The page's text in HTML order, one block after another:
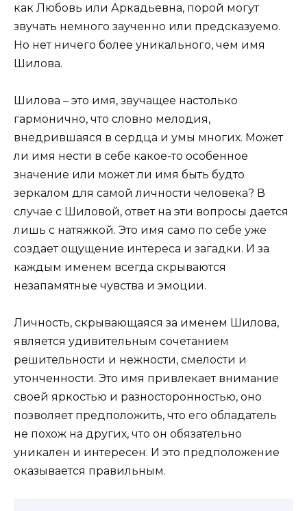
как Любовь или Аркадьевна, порой могут
звучать немного заученно или предсказуемо.
Но нет ничего более уникального, чем имя
Шилова.
Шилова – это имя, звучащее настолько
гармонично, что словно мелодия,
внедрившаяся в сердца и умы многих. Может
ли имя нести в себе какое-то особенное
значение или может ли имя быть будто
зеркалом для самой личности человека? В
случае с Шиловой, ответ на эти вопросы дается
лишь с натяжкой. Это имя само по себе уже
создает ощущение интереса и загадки. И за
каждым именем всегда скрываются
незапамятные чувства и эмоции.
Личность, скрывающаяся за именем Шилова,
является удивительным сочетанием
решительности и нежности, смелости и
утонченности. Это имя привлекает внимание
своей яркостью и разносторонностью, оно
позволяет предположить, что его обладатель
не похож на других, что он обязательно
уникален и интересен. И это предположение
оказывается правильным.